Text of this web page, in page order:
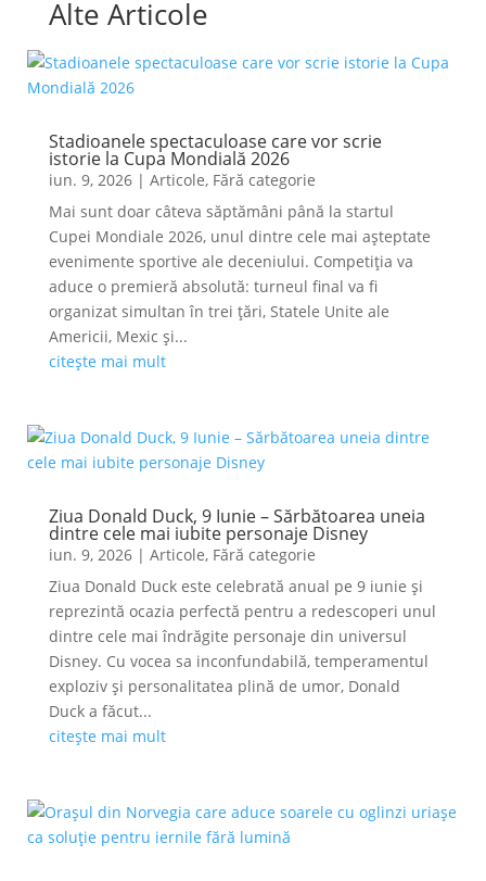
Alte Articole
Stadioanele spectaculoase care vor scrie
istorie la Cupa Mondială 2026
iun. 9, 2026| Articole, Fără categorie
Mai sunt doar câteva săptămâni până la startul
Cupei Mondiale 2026, unul dintre cele mai așteptate
evenimente sportive ale deceniului. Competiția va
aduce o premieră absolută: turneul final va fi
organizat simultan în trei țări, Statele Unite ale
Americii, Mexic și...
citește mai mult
Ziua Donald Duck, 9 Iunie – Sărbătoarea uneia
dintre cele mai iubite personaje Disney
iun. 9, 2026| Articole, Fără categorie
Ziua Donald Duck este celebrată anual pe 9 iunie și
reprezintă ocazia perfectă pentru a redescoperi unul
dintre cele mai îndrăgite personaje din universul
Disney. Cu vocea sa inconfundabilă, temperamentul
exploziv și personalitatea plină de umor, Donald
Duck a făcut...
citește mai mult